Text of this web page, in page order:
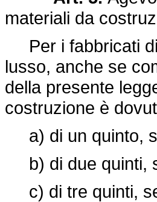
materiali da
Per i fabbricati di
lusso, anche se
della presente
costruzione è
a) di un quinto,
b) di due quinti,
c) di tre quinti,